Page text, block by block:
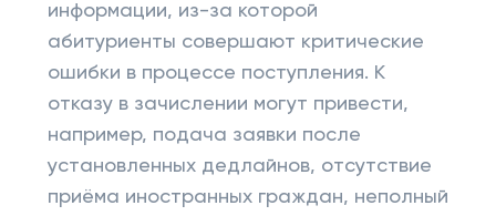
информации, из-за которой
абитуриенты совершают критические
ошибки в процессе поступления. К
отказу в зачислении могут привести,
например, подача заявки после
установленных дедлайнов, отсутствие
приёма иностранных граждан, неполный